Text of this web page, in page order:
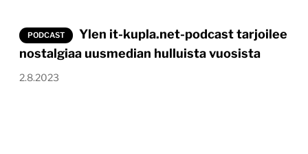
PODCAST
Ylen it-kupla.net-podcast tarjoilee
nostalgiaa uusmedian hulluista vuosista
2.8.2023